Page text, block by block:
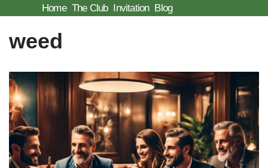
to
Home The Club Invitation Blog
weed